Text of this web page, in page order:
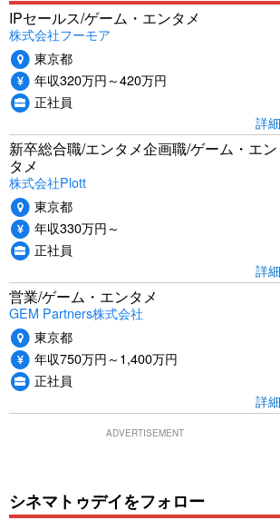
IPセールス/ゲーム・エンタメ
株式会社フーモア
東京都
年収320万円～420万円
正社員
詳細
新卒総合職/エンタメ企画職/ゲーム・エン
タメ
株式会社Plott
東京都
年収330万円～
正社員
詳細
営業/ゲーム・エンタメ
GEM Partners株式会社
東京都
年収750万円～1,400万円
正社員
詳細
ADVERTISEMENT
シネマトゥデイをフォロー